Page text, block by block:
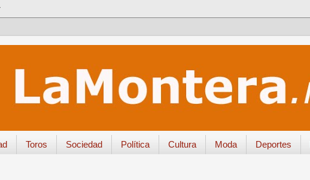
Toros Sociedad Política Cultura Moda Deportes